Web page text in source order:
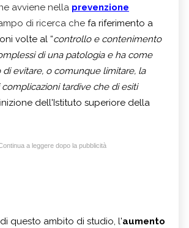
avviene nella prevenzione
di ricerca che fa riferimento a
volte al “controllo e contenimento
di una patologia e ha come
evitare, o comunque limitare, la
complicazioni tardive che di esiti
dell'Istituto superiore della
a leggere dopo la pubblicità
questo ambito di studio, l'aumento